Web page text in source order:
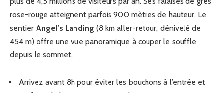
rose-rouge atteignent parfois 900 mètres de hauteur. Le
sentier Angel’s Landing (8 km aller-retour, dénivelé de
454 m) offre une vue panoramique à couper le souffle
depuis le sommet.
Arrivez avant 8h pour éviter les bouchons à l’entrée et